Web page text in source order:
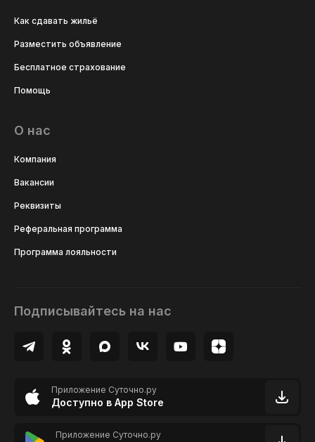
Как сдавать жильё
Разместить объявление
Бесплатное страхование
Помощь
О нас
Компания
Вакансии
Реквизиты
Реферальная программа
Программа лояльности
Подписывайтесь на нас
Приложение Суточно.ру
Доступно в App Store
Приложение Суточно.ру